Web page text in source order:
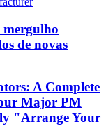
de novas
A Complete
Major PM
"Arrange Your